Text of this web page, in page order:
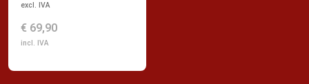
excl. IVA
€ 69,90
incl. IVA